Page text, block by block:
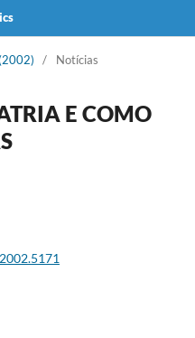
/ Notícias
E COMO